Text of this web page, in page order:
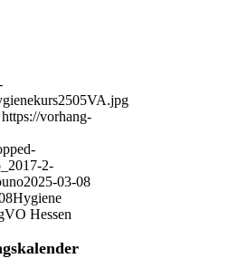
https://vorhang-
2-
2025-03-08
Hygiene
Hessen